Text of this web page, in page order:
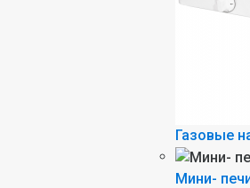
Газовые
Мини-